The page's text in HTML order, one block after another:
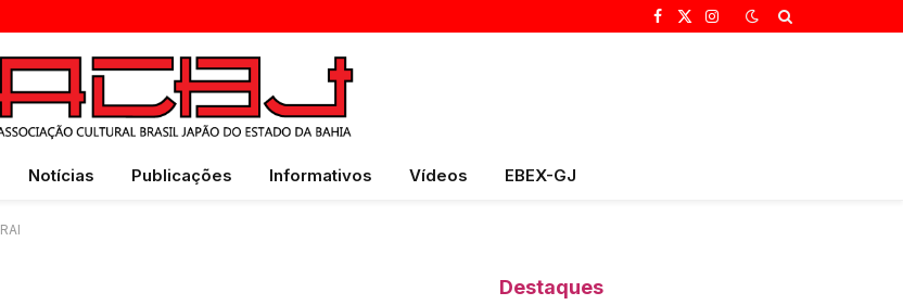
Facebook
X
Instagram
Notícias Publicações Informativos Vídeos EBEX-GJ
Destaques